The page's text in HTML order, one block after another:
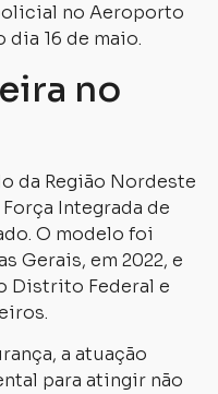
no Aeroporto
dia 16 de maio.
no
da Região Nordeste
Integrada de
O modelo foi
Gerais, em 2022, e
Distrito Federal e
a atuação
para atingir não